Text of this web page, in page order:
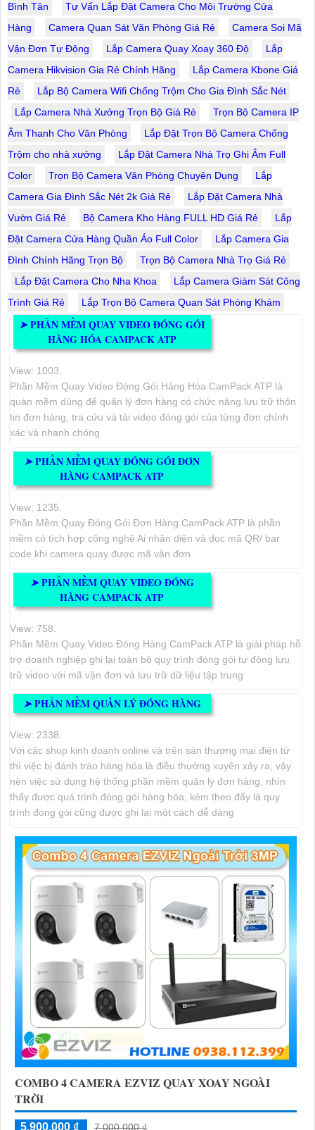
Bình Tân
Tư Vấn Lắp Đặt Camera Cho Môi Trường Cửa
Hàng
Camera Quan Sát Văn Phòng Giá Rẻ
Camera Soi Mã
Vận Đơn Tự Động
Lắp Camera Quay Xoay 360 Độ
Lắp
Camera Hikvision Gia Rẻ Chính Hãng
Lắp Camera Kbone Giá
Rẻ
Lắp Bộ Camera Wifi Chống Trộm Cho Gia Đình Sắc Nét
Lắp Camera Nhà Xưởng Trọn Bộ Giá Rẻ
Trọn Bộ Camera IP
Âm Thanh Cho Văn Phòng
Lắp Đặt Trọn Bộ Camera Chống
Trộm cho nhà xưởng
Lắp Đặt Camera Nhà Trọ Ghi Âm Full
Color
Trọn Bộ Camera Văn Phòng Chuyên Dụng
Lắp
Camera Gia Đình Sắc Nét 2k Giá Rẻ
Lắp Đặt Camera Nhà
Vườn Giá Rẻ
Bộ Camera Kho Hàng FULL HD Giá Rẻ
Lắp
Đặt Camera Cửa Hàng Quần Áo Full Color
Lắp Camera Gia
Đình Chính Hãng Trọn Bộ
Trọn Bộ Camera Nhà Trọ Giá Rẻ
Lắp Đặt Camera Cho Nha Khoa
Lắp Camera Giám Sát Công
Trình Giá Rẻ
Lắp Trọn Bộ Camera Quan Sát Phòng Khám
➤PHẦN MỀM QUAY VIDEO ĐÓNG GÓI
HÀNG HÓA CAMPACK ATP
View: 1003.
Phần Mềm Quay Video Đóng Gói Hàng Hóa CamPack ATP là
quàn mềm dùng để quản lý đơn hàng có chức năng lưu trữ thôn
tin đơn hàng, tra cứu và tải video đóng gói của từng đơn chính
xác và nhanh chóng
➤PHẦN MỀM QUAY ĐÓNG GÓI ĐƠN
HÀNG CAMPACK ATP
View: 1235.
Phần Mềm Quay Đóng Gói Đơn Hàng CamPack ATP là phần
mềm có tích hợp công nghệ Ai nhận diện và dọc mã QR/ bar
code khi camera quay được mã vận đơn
➤PHẦN MỀM QUAY VIDEO ĐÓNG
HÀNG CAMPACK ATP
View: 758.
Phần Mềm Quay Video Đóng Hàng CamPack ATP là giải pháp hỗ
trợ doanh nghiệp ghi lại toàn bộ quy trình đóng gói tự động lưu
trữ video với mã vận đơn và lưu trữ dữ liệu tập trung
➤PHẦN MỀM QUẢN LÝ ĐÓNG HÀNG
View: 2338.
Với các shop kinh doanh online và trên sàn thương mại điện tử
thì việc bị đánh tráo hàng hóa là điều thường xuyên xảy ra, vậy
nên việc sử dụng hệ thống phần mềm quản lý đơn hàng, nhìn
thấy được quá trình đóng gói hàng hóa, kèm theo đấy là quy
trình đóng gói cũng được ghi lại một cách dễ dàng
COMBO 4 CAMERA EZVIZ QUAY XOAY NGOÀI
TRỜI
5,900,000 ₫ 7,000,000 ₫